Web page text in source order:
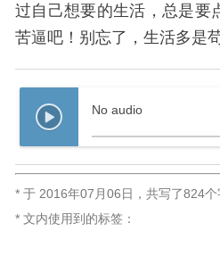
过自己想要的生活，总是要
苦逼吧！别忘了，生活多是
No audio
* 于 2016年07月06日 ， 共写了824个
* 文内使用到的标签：